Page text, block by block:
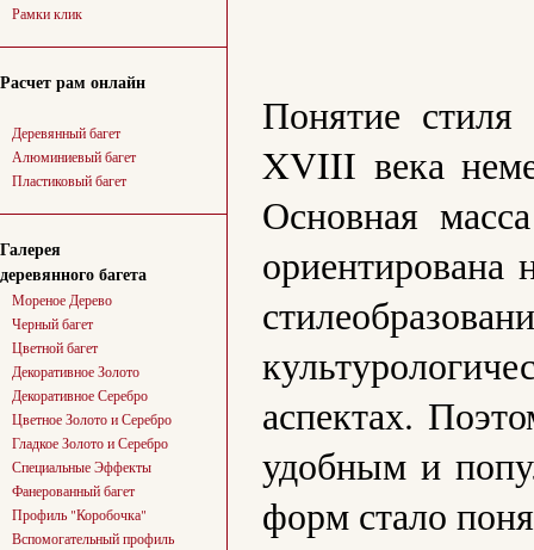
Рамки клик
Расчет рам онлайн
Деревянный багет
Алюминиевый багет
Пластиковый багет
Галерея
деревянного багета
Мореное Дерево
Черный багет
Цветной багет
Декоративное Золото
Декоративное Серебро
Цветное Золото и Серебро
Гладкое Золото и Серебро
Специальные Эффекты
Фанерованный багет
Профиль "Коробочка"
Вспомогательный профиль
Понятие стиля
XVIII века
Основная
ориентирована
аспектах.
удобным и
форм стало